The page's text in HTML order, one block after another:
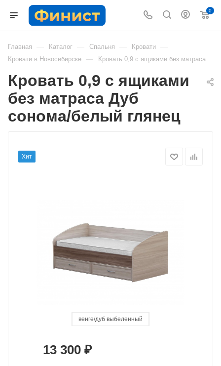
0
Главная — Каталог — Спальня — Кровати —
Кровати в Новосибирске — Кровать 0,9 с ящиками без матраса
Кровать 0,9 с ящиками
без матраса Дуб
сонома/белый глянец
Хит
ясень шимо темн/светл
дуб юстус
базальт
цемент
дуб канадский
венге/дуб выбеленный
13 300 ₽